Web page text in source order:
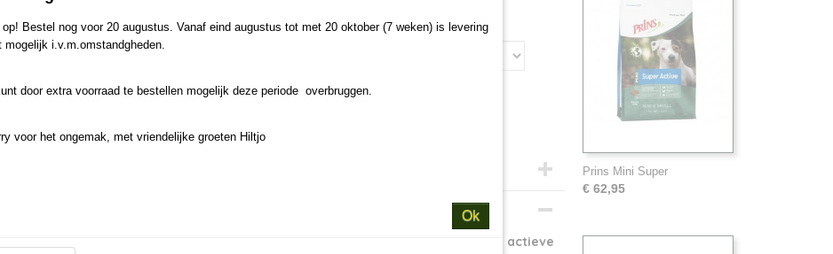
Naamloze set Aantal
ProCare Super Active is een geperste voeding voor opgroeiende en actieve
Prins Mini Super
€ 62,95
op! Bestel nog voor 20 augustus. Vanaf eind augustus tot met 20 oktober (7 weken) is levering
mogelijk i.v.m.omstandgheden.
door extra voorraad te bestellen mogelijk deze periode overbruggen.
voor het ongemak, met vriendelijke groeten Hiltjo
Ok